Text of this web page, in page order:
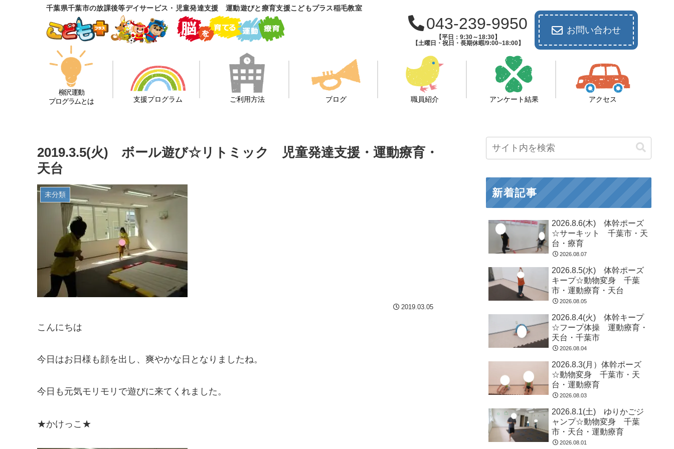
千葉県千葉市の放課後等デイサービス・児童発達支援 運動遊びと療育支援こどもプラス稲毛教室
043-239-9950
【平日：9:30～18:30】
【土曜日・祝日・長期休暇/9:00~18:00】
お問い合わせ
柳沢運動
プログラムとは
支援プログラム ご利用方法 ブログ 職員紹介 アンケート結果 アクセス
2019.3.5(火) ボール遊び☆リトミック 児童発達支援・運動療育・
天台
未分類
2019.03.05
こんにちは
今日はお日様も顔を出し、爽やかな日となりましたね。
今日も元気モリモリで遊びに来てくれました。
★かけっこ★
新着記事
2026.8.6(木) 体幹ポーズ
☆サーキット 千葉市・天
台・療育
2026.08.07
2026.8.5(水) 体幹ポーズ
キープ☆動物変身 千葉
市・運動療育・天台
2026.08.05
2026.8.4(火) 体幹キープ
☆フープ体操 運動療育・
天台・千葉市
2026.08.04
2026.8.3(月）体幹ポーズ
☆動物変身 千葉市・天
台・運動療育
2026.08.03
2026.8.1(土) ゆりかごジ
ャンプ☆動物変身 千葉
市・天台・運動療育
2026.08.01